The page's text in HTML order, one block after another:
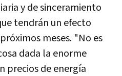
y de sinceramiento
tendrán un efecto
meses. "No es
dada la enorme
precios de energía